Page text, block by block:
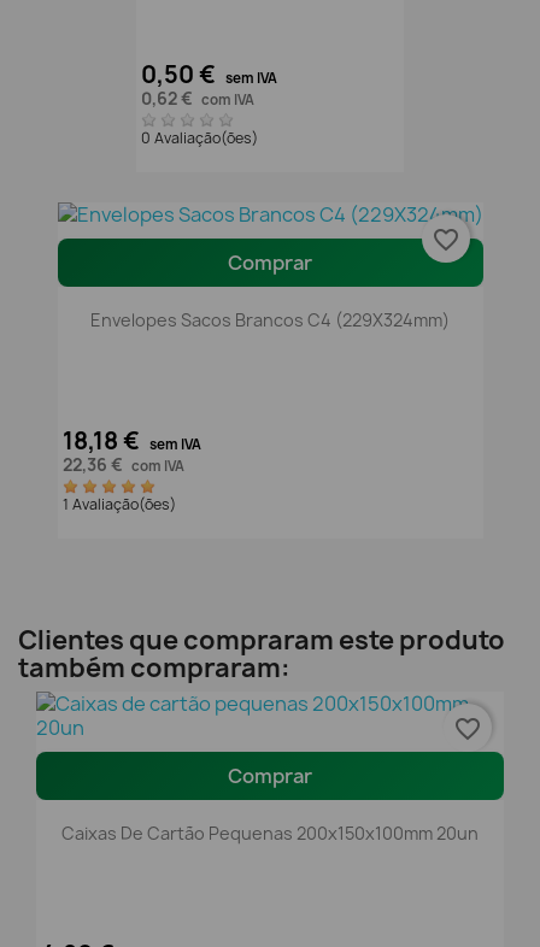
0,50 € sem IVA
0,62 € com IVA
0 Avaliação(ões)
Comprar
Envelopes Sacos Brancos C4 (229X324mm)
18,18 € sem IVA
22,36 € com IVA
1 Avaliação(ões)
favorite_border
Clientes que compraram este produto
também compraram:
Comprar
Caixas De Cartão Pequenas 200x150x100mm 20un
favorite_border